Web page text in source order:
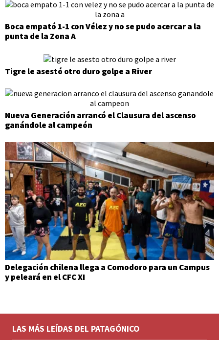
Boca empató 1-1 con Vélez y no se pudo acercar a la
punta de la Zona A
Tigre le asestó otro duro golpe a River
Nueva Generación arrancó el Clausura del ascenso
ganándole al campeón
Delegación chilena llega a Comodoro para un Campus
y peleará en el CFC XI
LAS MÁS LEÍDAS DEL PATAGÓNICO